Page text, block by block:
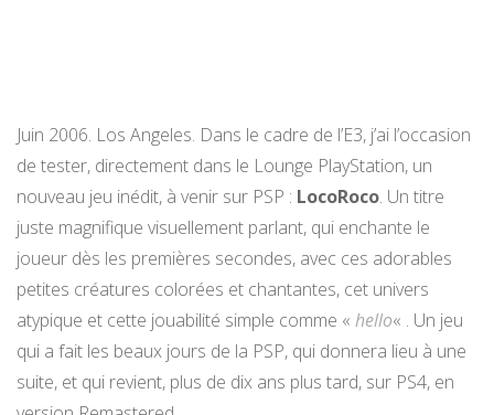
Juin 2006. Los Angeles. Dans le cadre de l’E3, j’ai l’occasion
de tester, directement dans le Lounge PlayStation, un
nouveau jeu inédit, à venir sur PSP : LocoRoco. Un titre
juste magnifique visuellement parlant, qui enchante le
joueur dès les premières secondes, avec ces adorables
petites créatures colorées et chantantes, cet univers
atypique et cette jouabilité simple comme « hello« . Un jeu
qui a fait les beaux jours de la PSP, qui donnera lieu à une
suite, et qui revient, plus de dix ans plus tard, sur PS4, en